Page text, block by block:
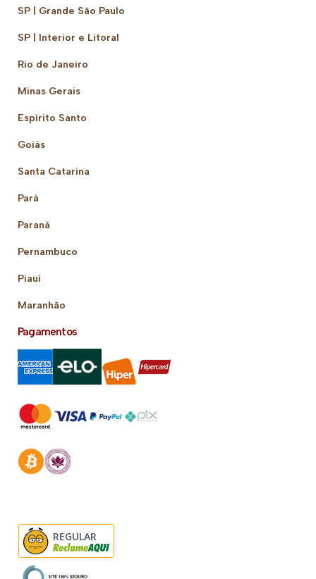
SP | Grande São Paulo
SP | Interior e Litoral
Rio de Janeiro
Minas Gerais
Espírito Santo
Goiás
Santa Catarina
Pará
Paraná
Pernambuco
Piauí
Maranhão
Pagamentos
REGULAR